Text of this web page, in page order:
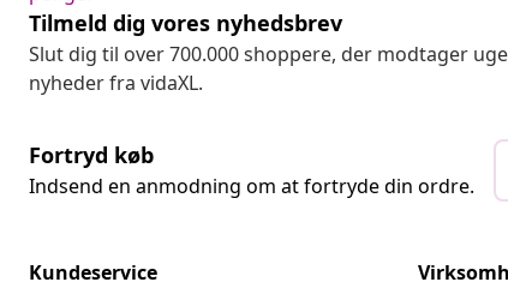
Tilmeld dig vores nyhedsbrev
Slut dig til over 700.000 shoppere, der modtager
nyheder fra vidaXL.
Fortryd køb
Indsend en anmodning om at fortryde din ordre.
Kundeservice